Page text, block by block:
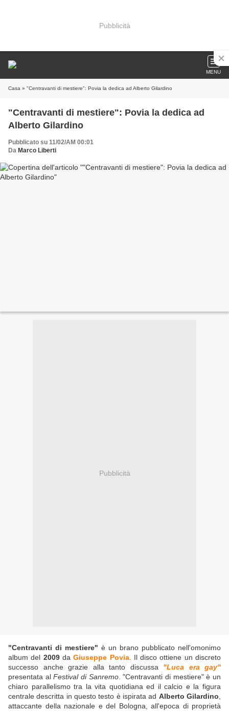
Pubblicità
MENU
Casa » "Centravanti di mestiere": Povia la dedica ad Alberto Gilardino
"Centravanti di mestiere": Povia la dedica ad
Alberto Gilardino
Pubblicato su 11/02/AM 00:01
Da Marco Liberti
Pubblicità
"Centravanti di mestiere" è un brano pubblicato nell'omonimo
album del 2009daGiuseppe Povia. Il disco ottiene un discreto
successo anche grazie alla tanto discussa "Luca era gay"
presentata alFestival di Sanremo. "Centravanti di mestiere" è un
chiaro parallelismo tra la vita quotidiana ed il calcio e la figura
centrale descritta in questo testo è ispirata ad Alberto Gilardino
attaccante della nazionale e del Bologna, all'epoca di proprietà